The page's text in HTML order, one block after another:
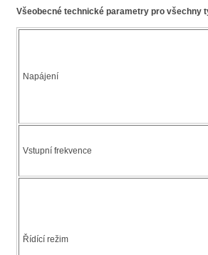
Všeobecné technické parametry pro všechny
Napájení
Vstupní frekvence
Řídící režim